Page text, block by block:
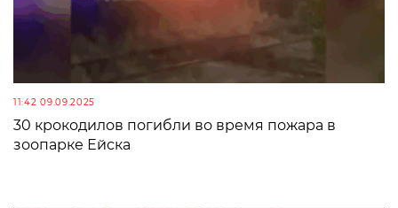
11:42 09.09.2025
30 крокодилов погибли во время пожара в
зоопарке Ейска